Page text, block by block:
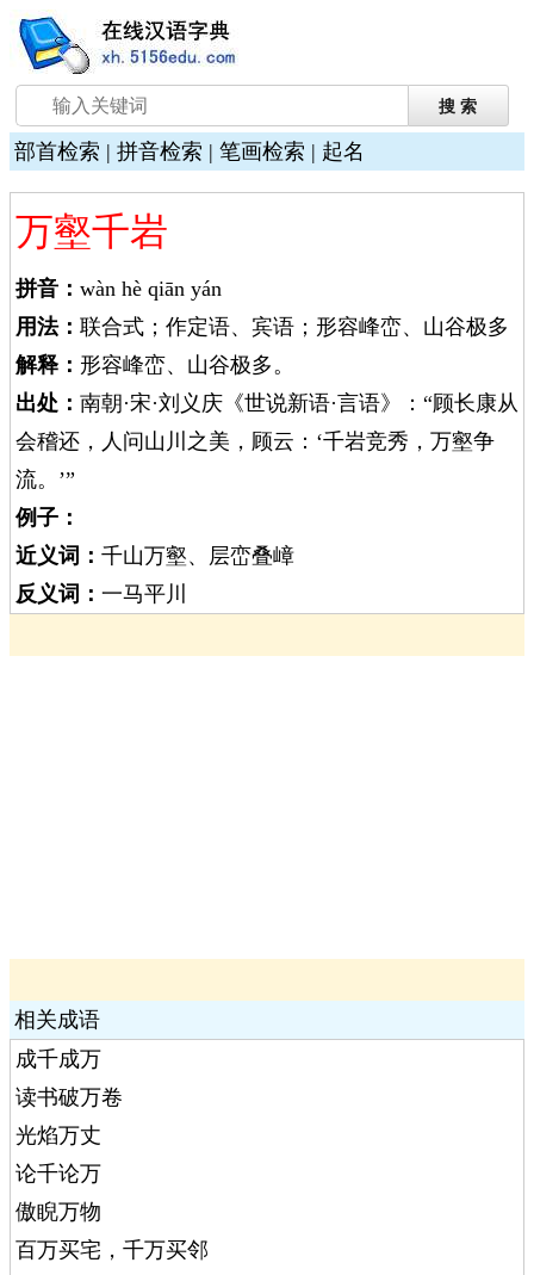
部首检索 | 拼音检索 | 笔画检索 | 起名
万壑千岩
拼音： wàn hè qiān yán
用法： 联合式；作定语、宾语；形容峰峦、山谷极多
解释： 形容峰峦、山谷极多。
出处： 南朝·宋·刘义庆《世说新语·言语》：“顾长康从
会稽还，人问山川之美，顾云：‘千岩竞秀，万壑争
流。’”
例子：
近义词： 千山万壑、层峦叠嶂
反义词： 一马平川
相关成语
成千成万
读书破万卷
光焰万丈
论千论万
傲睨万物
百万买宅，千万买邻